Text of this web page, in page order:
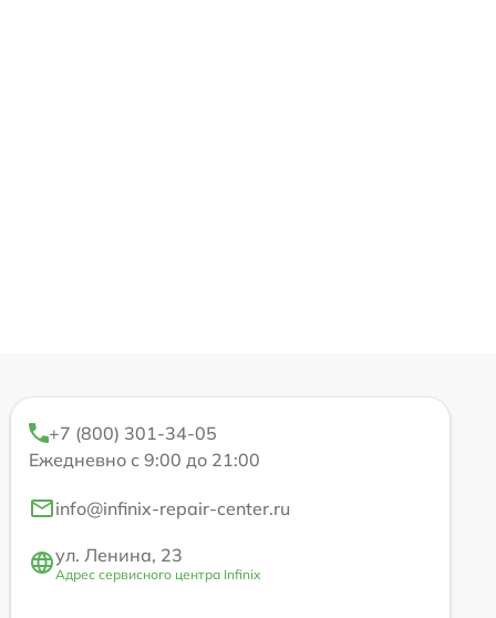
+7 (800) 301-34-05
Ежедневно с 9:00 до 21:00
info@infinix-repair-center.ru
ул. Ленина, 23
Адрес сервисного центра Infinix